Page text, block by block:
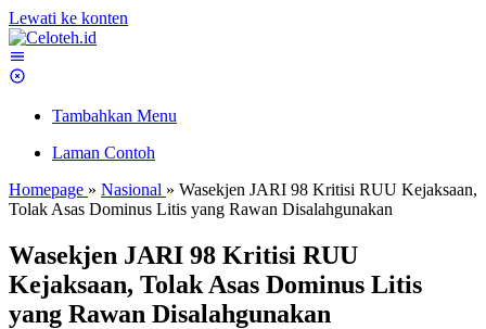
Lewati ke konten
Tambahkan Menu
Laman Contoh
Homepage » Nasional » Wasekjen JARI 98 Kritisi RUU Kejaksaan,
Tolak Asas Dominus Litis yang Rawan Disalahgunakan
Wasekjen JARI 98 Kritisi RUU
Kejaksaan, Tolak Asas Dominus Litis
yang Rawan Disalahgunakan